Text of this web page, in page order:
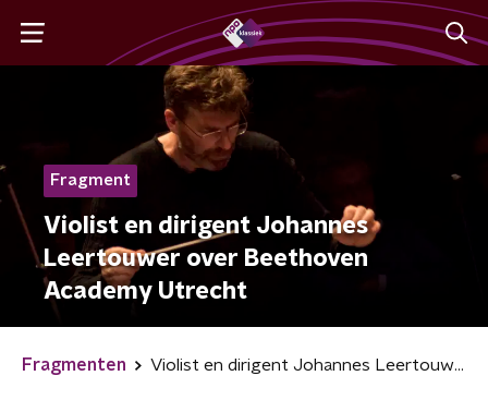
Fragment
Violist en dirigent Johannes
Leertouwer over Beethoven
Academy Utrecht
Fragmenten Violist en dirigent Johannes Leertouwer over Beethoven Academy Utrecht